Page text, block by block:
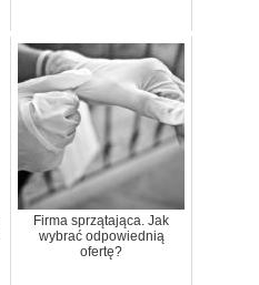
Firma sprzątająca. Jak
wybrać odpowiednią
ofertę?